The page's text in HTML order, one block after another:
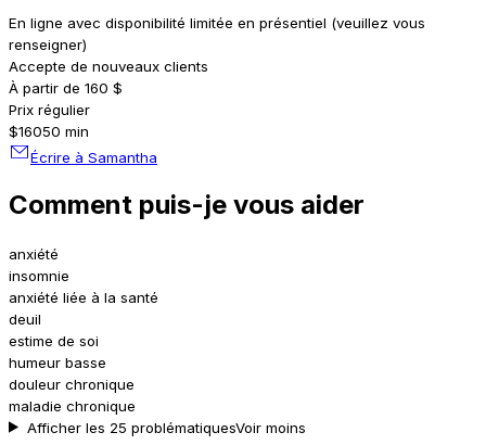
En ligne avec disponibilité limitée en présentiel (veuillez vous
renseigner)
Accepte de nouveaux clients
À partir de 160 $
Prix régulier
$16050 min
Écrire à Samantha
Comment puis-je vous aider
anxiété
insomnie
anxiété liée à la santé
deuil
estime de soi
humeur basse
douleur chronique
maladie chronique
Afficher les 25 problématiquesVoir moins